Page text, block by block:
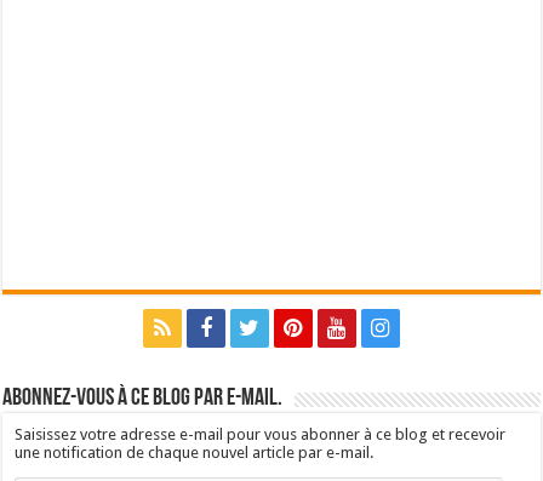
Abonnez-vous à ce blog par e-mail.
Saisissez votre adresse e-mail pour vous abonner à ce blog et recevoir
une notification de chaque nouvel article par e-mail.